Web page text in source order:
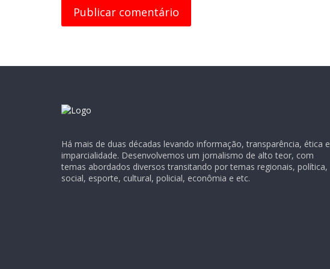
Há mais de duas décadas levando informação, transparência, ética e
imparcialidade. Desenvolvemos um jornalismo de alto teor, com
temas abordados diversos transitando por temas regionais, política,
social, esporte, cultural, policial, econômia e etc.